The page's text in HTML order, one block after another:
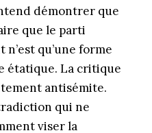
démontrer que
que le parti
qu’une forme
étatique. La critique
antisémite.
qui ne
viser la